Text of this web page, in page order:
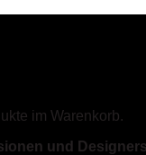
im Warenkorb.
und